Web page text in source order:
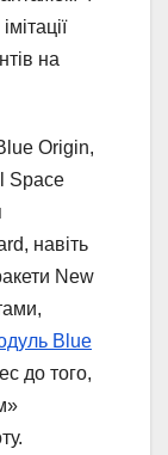
на
Origin,
Space
навіть
New
Blue
до того,